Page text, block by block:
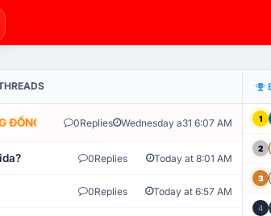
ĐỒNG VLIKE.VN: HỆ THỐNG GIÁM SÁT TỰ
0Replies Wednesday a31 6:07 AM
0Replies Today at 8:01 AM
0Replies Today at 6:57 AM
1
2
3
4